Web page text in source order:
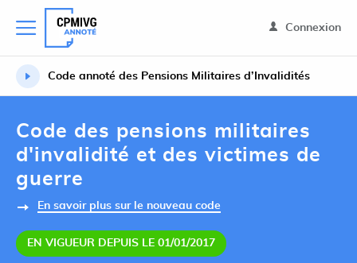
Connexion
Code annoté des Pensions Militaires d’Invalidités
Code des pensions militaires
d'invalidité et des victimes de
guerre
En savoir plus sur le nouveau code
EN VIGUEUR DEPUIS LE 01/01/2017